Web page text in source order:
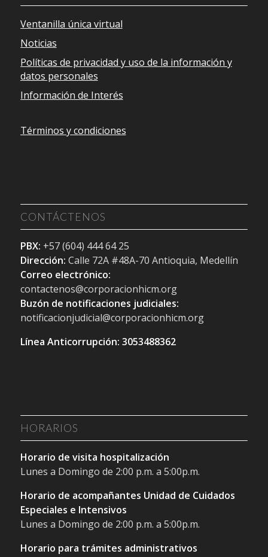
Ventanilla única virtual
Noticias
Políticas de privacidad y uso de la información y
datos personales
Información de Interés
Términos y condiciones
CONTÁCTENOS
PBX: +57 (604) 444 64 25
Dirección: Calle 72A #48A-70 Antioquia, Medellín
Correo electrónico:
contactenos@corporacionhicm.org
Buzón de notificaciones judiciales:
notificacionjudicial@corporacionhicm.org
Línea Anticorrupción: 3053488362
HORARIOS
Horario de visita hospitalización
Lunes a Domingo de 2:00 p.m. a 5:00p.m.
Horario de acompañantes Unidad de Cuidados
Especiales e Intensivos
Lunes a Domingo de 2:00 p.m. a 5:00p.m.
Horario para trámites administrativos